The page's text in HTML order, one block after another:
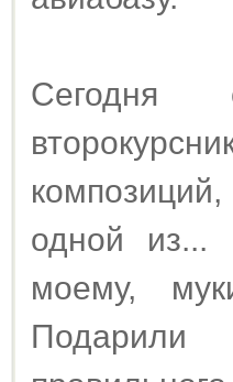
Сегодня
одной из...
моему,
Подарили